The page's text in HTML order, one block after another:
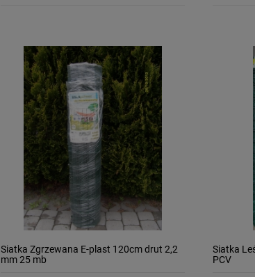
Siatka Zgrzewana E-plast 120cm drut 2,2
mm 25 mb
Siatka
PCV